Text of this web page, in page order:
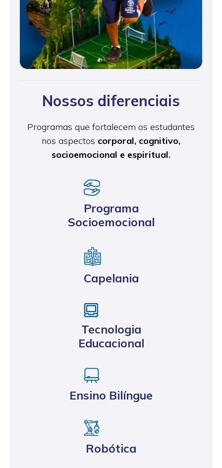
Nossos diferenciais
Programas que fortalecem os estudantes
nos aspectos corporal, cognitivo,
socioemocional e espiritual.
Programa
Socioemocional
Capelania
Tecnologia
Educacional
Ensino Bilíngue
Robótica